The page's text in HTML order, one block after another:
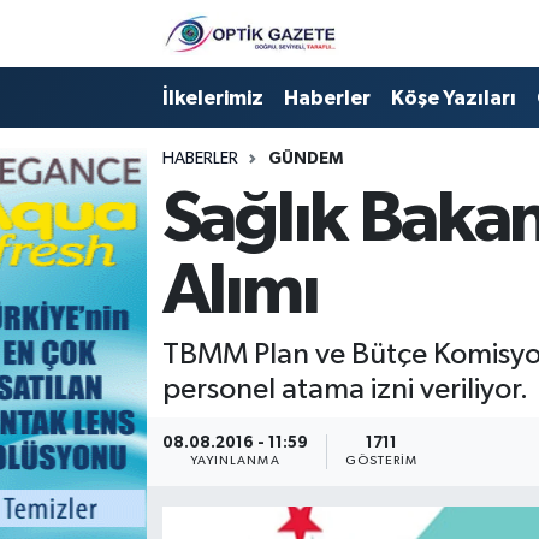
İlkelerimiz Haberler Köşe Yazıları
HABERLER GÜNDEM
Sağlık
Alımı
TBMM Plan ve Bütçe
personel atama izni veriliyor.
08.08.2016 - 11:59
YAYINLANMA
1711
GÖSTERIM
Nöbetçi Eczaneler
Hava Durumu
İstanbul Namaz Vakitleri
Trafik Durumu
Süper Lig Puan Durumu ve Fikstür
Tüm Manşetler
Son Dakika Haberleri
Haber Arşivi